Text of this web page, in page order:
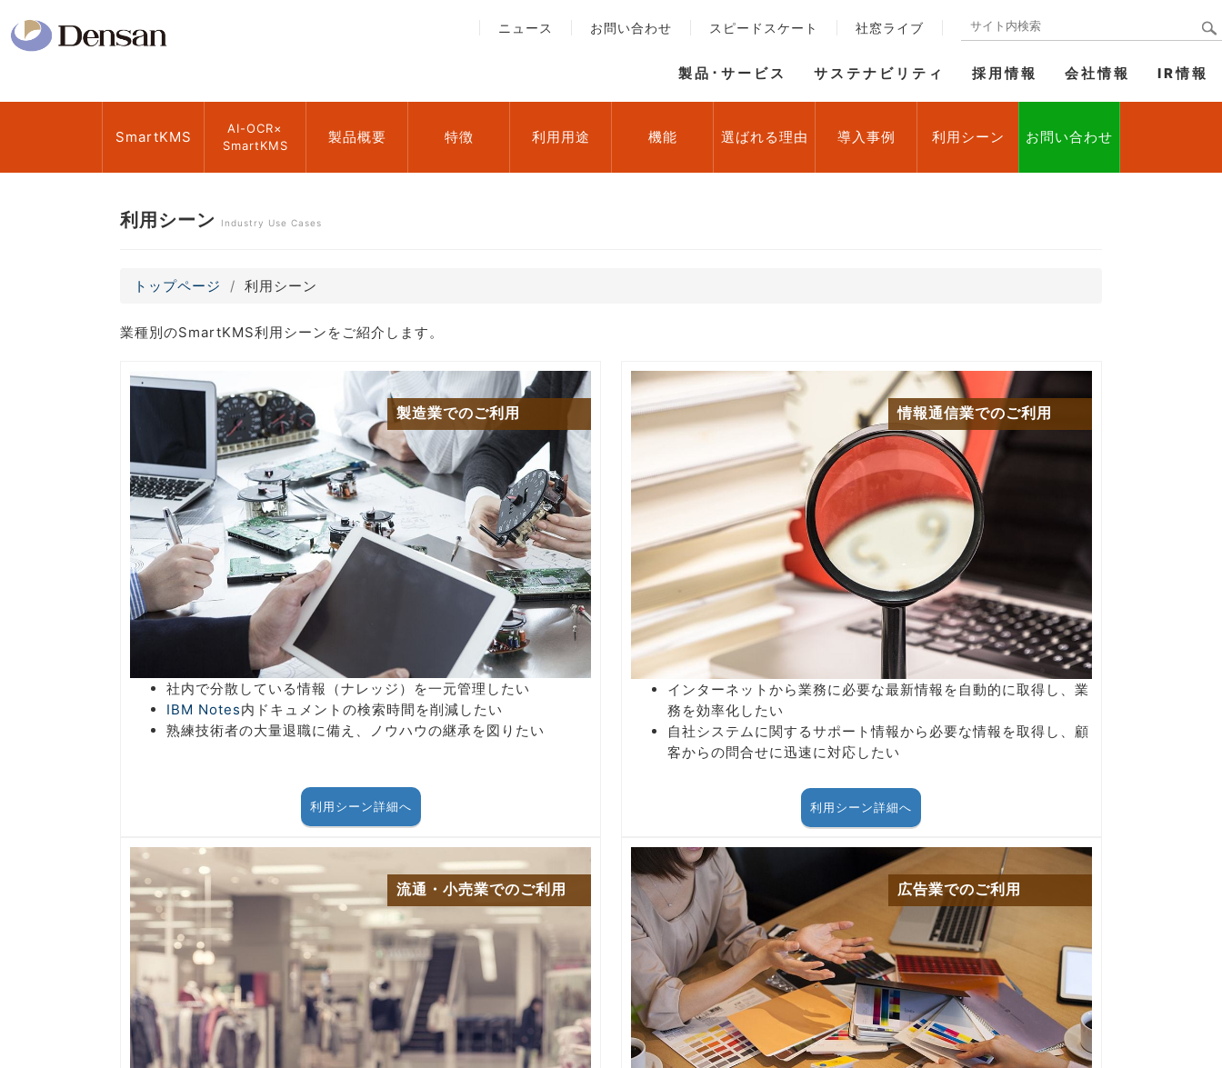
ニュース お問い合わせ スピードスケート 社窓ライブ
製品･サービス サステナビリティ 採用情報 会社情報 IR情報
SmartKMS
AI-OCR×
SmartKMS
製品概要 特徴 利用用途 機能 選ばれる理由 導入事例 利用シーン お問い合わせ
利用シーン Industry Use Cases
トップページ 利用シーン
業種別のSmartKMS利用シーンをご紹介します。
製造業でのご利用
社内で分散している情報（ナレッジ）を一元管理したい
IBM Notes内ドキュメントの検索時間を削減したい
熟練技術者の大量退職に備え、ノウハウの継承を図りたい
利用シーン詳細へ
情報通信業でのご利用
インターネットから業務に必要な最新情報を自動的に取得し、業
務を効率化したい
自社システムに関するサポート情報から必要な情報を取得し、顧
客からの問合せに迅速に対応したい
利用シーン詳細へ
流通・小売業でのご利用 広告業でのご利用